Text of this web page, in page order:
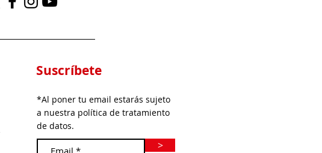
Suscríbete
*Al poner tu email estarás sujeto
a nuestra política de tratamiento
de datos.
>